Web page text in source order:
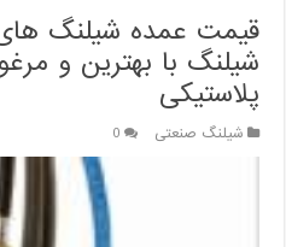
قیمت عمده شیلنگ
شیلنگ با بهترین و
پلاستیکی
شیلنگ صنعتی 0